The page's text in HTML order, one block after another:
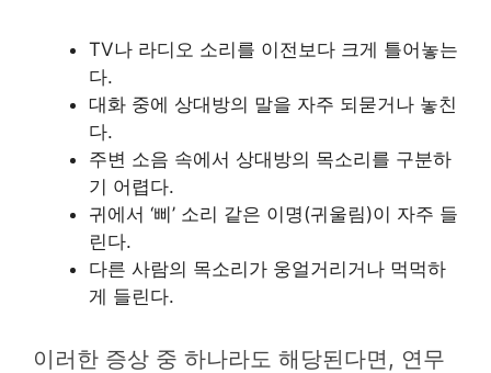
TV나 라디오 소리를 이전보다 크게 틀어놓는
다.
대화 중에 상대방의 말을 자주 되묻거나 놓친
다.
주변 소음 속에서 상대방의 목소리를 구분하
기 어렵다.
귀에서 ‘삐’ 소리 같은 이명(귀울림)이 자주 들
린다.
다른 사람의 목소리가 웅얼거리거나 먹먹하
게 들린다.
이러한 증상 중 하나라도 해당된다면, 연무